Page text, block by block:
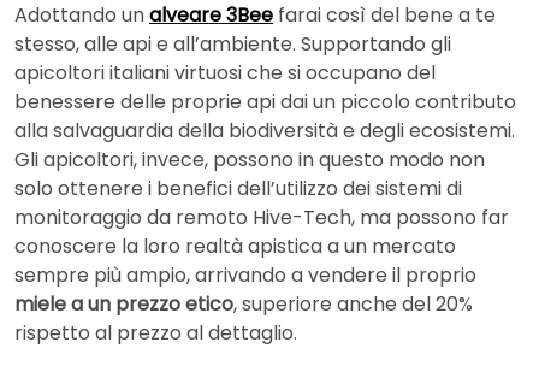
Adottando unalveare 3Bee farai così del bene a te
stesso, alle api e all’ambiente. Supportando gli
apicoltori italiani virtuosi che si occupano del
benessere delle proprie api dai un piccolo contributo
alla salvaguardia della biodiversità e degli ecosistemi.
Gli apicoltori, invece, possono in questo modo non
solo ottenere i benefici dell’utilizzo dei sistemi di
monitoraggio da remoto Hive-Tech, ma possono far
conoscere la loro realtà apistica a un mercato
sempre più ampio, arrivando a vendere il proprio
miele a un prezzo etico, superiore anche del 20%
rispetto al prezzo al dettaglio.